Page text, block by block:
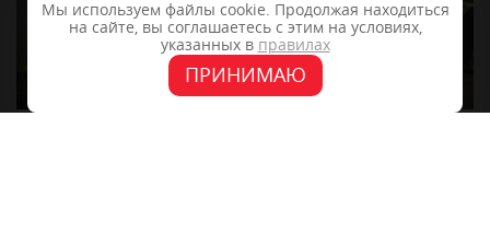
Мы используем файлы cookie. Продолжая находиться
на сайте, вы соглашаетесь с этим на условиях,
указанных в правилах
ПРИНИМАЮ